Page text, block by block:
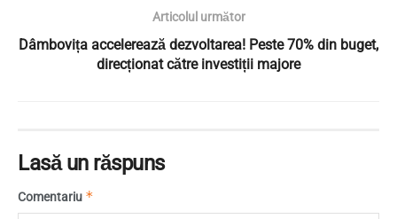
Articolul următor
Dâmbovița accelerează dezvoltarea! Peste 70% din buget,
direcționat către investiții majore
Lasă un răspuns
Comentariu *